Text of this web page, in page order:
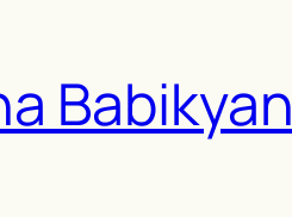
Babikyan